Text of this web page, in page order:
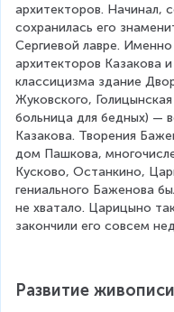
архитекторов. Начинал,
сохранилась его
Сергиевой лавре.
архитекторов Казакова
классицизма здание
Жуковского,
больница для бедных) —
Казакова. Творения
дом Пашкова,
Кусково, Останкино,
гениального Баженова
не хватало. Царицыно
закончили его совсем
Развитие